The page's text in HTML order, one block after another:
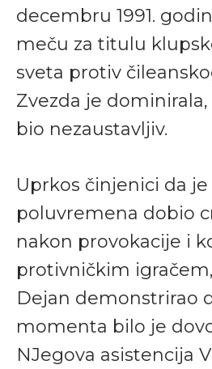
decembru 1991.
meču za titulu
sveta protiv
Zvezda je dominirala,
bio nezaustavljiv.
Uprkos činjenici da
poluvremena dobio
nakon provokacije i
protivničkim
Dejan demonstrirao
momenta bilo je
NJegova asistencija